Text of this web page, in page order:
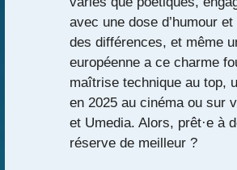
avec une dose d’humour
des différences, et même
européenne a ce charme
maîtrise technique au top,
en 2025 au cinéma ou sur
et Umedia. Alors, prêt·e à
réserve de meilleur ?